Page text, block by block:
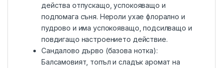
действа отпускащо, успокояващо и
подпомага съня. Нероли ухае флорално и
пудрово и има успокояващо, подсилващо и
повдигащо настроението действие.
Сандалово дърво (базова нотка):
Балсамовият, топъл и сладък аромат на